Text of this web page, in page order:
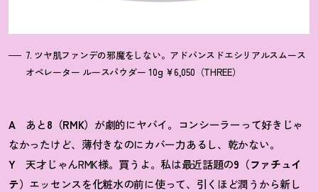
7. ツヤ肌ファンデの邪魔をしない。アドバンスドエシリアルスムース
オペレーター ルースパウダー 10g ¥6,050（THREE）
Aあと8（RMK） が劇的にヤバイ。コンシーラーって好きじゃ
なかったけど、薄付きなのにカバー力あるし、乾かない。
Y 天才じゃんRMK様。買うよ。私は最近話題の9（ファチュイ
テ） エッセンスを化粧水の前に使って、引くほど潤うから新し